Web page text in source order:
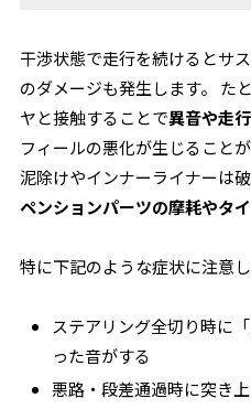
干渉状態で走行を続けるとサ
のダメージも発生します。 た
ヤと接触することで異音や走
フィールの悪化が生じること
泥除けやインナーライナーは
ペンションパーツの摩耗やタ
特に下記のような症状に注意し
ステアリング全切り時に
った音がする
悪路・段差通過時に突き